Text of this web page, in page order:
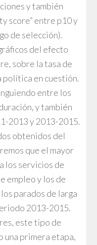
y también
score” entre p10 y
de selección).
del efecto
sobre la tasa de
política en cuestión.
entre los
y también
2013 y 2013-2015.
obtenidos del
que el mayor
los servicios de
empleo y los de
parados de larga
2013-2015.
este tipo de
una primera etapa,